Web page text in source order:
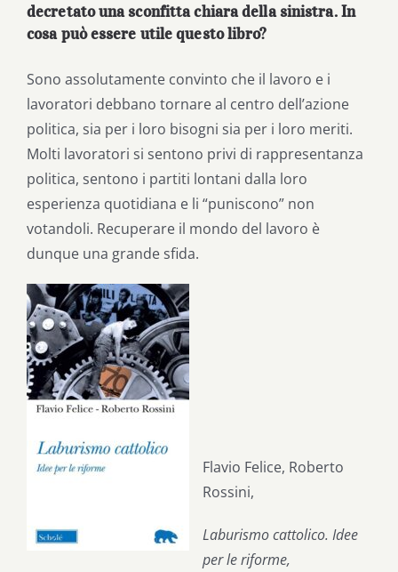
decretato una sconfitta chiara della sinistra. In
cosa può essere utile questo libro?
Sono assolutamente convinto che il lavoro e i
lavoratori debbano tornare al centro dell’azione
politica, sia per i loro bisogni sia per i loro meriti.
Molti lavoratori si sentono privi di rappresentanza
politica, sentono i partiti lontani dalla loro
esperienza quotidiana e li “puniscono” non
votandoli. Recuperare il mondo del lavoro è
dunque una grande sfida.
Flavio Felice, Roberto
Rossini,
Laburismo cattolico. Idee
per le riforme,